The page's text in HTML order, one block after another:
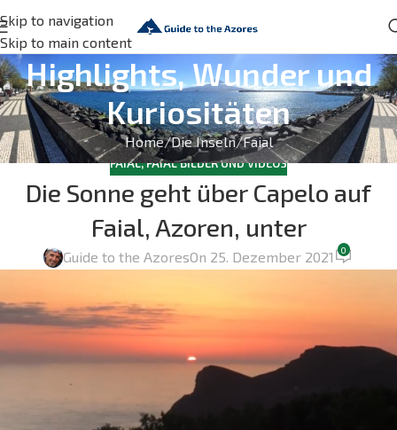
Skip to navigation
Skip to main content
Highlights, Wunder und
Kuriositäten
Home Die Inseln Faial
FAIAL,FAIAL BILDER UND VIDEOS
Die Sonne geht über Capelo auf
Faial, Azoren, unter
Guide to the AzoresOn 25. Dezember 2021 0